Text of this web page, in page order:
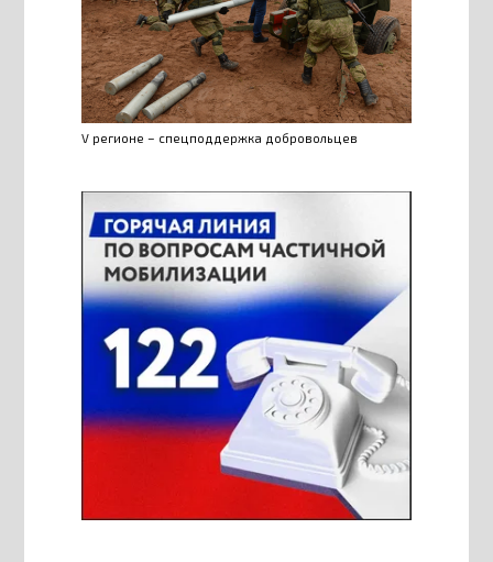
V регионе – спецподдержка добровольцев